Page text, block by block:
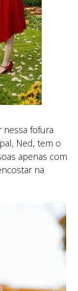
nessa fofura
Ned, tem o
apenas com
na